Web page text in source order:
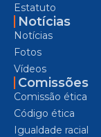
Estatuto
Notícias
Notícias
Fotos
Vídeos
Comissões
Comissão ética
Código ética
Igualdade racial